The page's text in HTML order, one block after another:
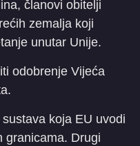
članovi obitelji
zemalja koji
unutar Unije.
odobrenje Vijeća
koja EU uvodi
granicama. Drugi